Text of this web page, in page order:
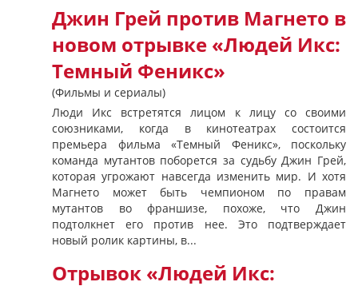
Джин Грей против Магнето в
новом отрывке «Людей Икс:
Темный Феникс»
(Фильмы и сериалы)
Люди Икс встретятся лицом к лицу со своими
союзниками, когда в кинотеатрах состоится
премьера фильма «Темный Феникс», поскольку
команда мутантов поборется за судьбу Джин Грей,
которая угрожают навсегда изменить мир. И хотя
Магнето может быть чемпионом по правам
мутантов во франшизе, похоже, что Джин
подтолкнет его против нее. Это подтверждает
новый ролик картины, в...
Отрывок «Людей Икс: